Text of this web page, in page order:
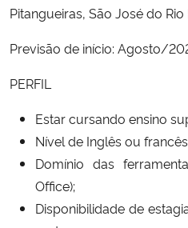
Pitangueiras, São José do
Previsão de início: Agosto/
PERFIL
Estar cursando ensino
Nível de Inglês ou
Domínio das
Office);
Disponibilidade de